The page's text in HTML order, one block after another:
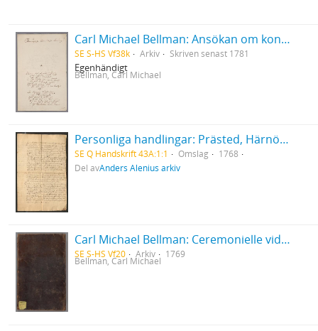
Carl Michael Bellman: Ansökan om konfirmationsfullmakt på sekreterarebeställningen i Nummerlotteriet
SE S-HS Vf38k Arkiv Skriven senast 1781
Egenhändigt
Bellman, Carl Michael
Personliga handlingar: Prästed, Härnösand 1768
SE Q Handskrift 43A:1:1 Omslag
1768
Del avAnders Alenius arkiv
Carl Michael Bellman: Ceremonielle vid Parentation i Riddar-Capittlet af de Två Förgyllta Svinen, hållen öfver Bränvinsbrännaren och Ridd. Lundholm d.15 Okt.1769 af Ordensparentatorn... Janke Jensen
SE S-HS Vf20 Arkiv 1769
Bellman, Carl Michael